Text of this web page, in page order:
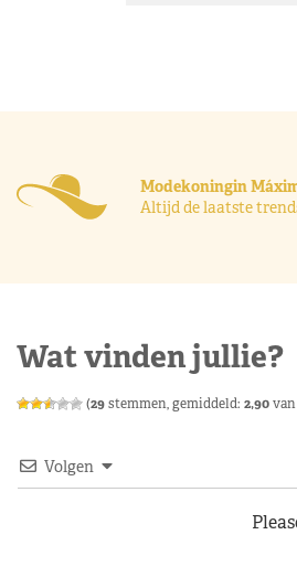
Modekoningin
Altijd de laatste
Wat vinden jullie?
(29stemmen, gemiddeld: 2,90van
Volgen